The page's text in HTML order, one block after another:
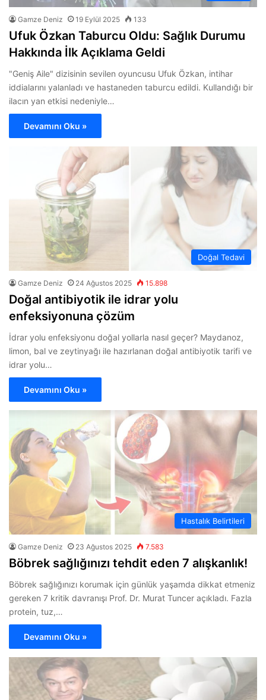
Gamze Deniz 19 Eylül 2025 133
Ufuk Özkan Taburcu Oldu: Sağlık Durumu
Hakkında İlk Açıklama Geldi
"Geniş Aile" dizisinin sevilen oyuncusu Ufuk Özkan, intihar
iddialarını yalanladı ve hastaneden taburcu edildi. Kullandığı bir
ilacın yan etkisi nedeniyle…
Devamını Oku »
Doğal Tedavi
Gamze Deniz 24 Ağustos 2025 15.898
Doğal antibiyotik ile idrar yolu
enfeksiyonuna çözüm
İdrar yolu enfeksiyonu doğal yollarla nasıl geçer? Maydanoz,
limon, bal ve zeytinyağı ile hazırlanan doğal antibiyotik tarifi ve
idrar yolu…
Devamını Oku »
Hastalık Belirtileri
Gamze Deniz 23 Ağustos 2025 7.583
Böbrek sağlığınızı tehdit eden 7 alışkanlık!
Böbrek sağlığınızı korumak için günlük yaşamda dikkat etmeniz
gereken 7 kritik davranışı Prof. Dr. Murat Tuncer açıkladı. Fazla
protein, tuz,…
Devamını Oku »